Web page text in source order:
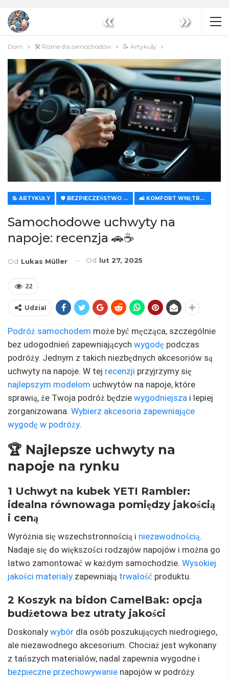
« »
Dom 🛠️ Różne dla samochodów 📝 Artykuły
📝 ARTYKUŁY 🛡️ BEZPIECZEŃSTWO I KOMFORT 🛋️ KOMFORT WNĘTRZA I KLIMATYZACJA
Samochodowe uchwyty na
napoje: recenzja 🚗☕
Od Lukas Müller Od lut 27, 2025
22
Udział
Podróż samochodem może być męcząca, szczególnie
bez udogodnień zapewniających wygodę podczas
podróży. Jednym z takich niezbędnych akcesoriów są
uchwyty na napoje. W tej recenzji przyjrzymy się
najlepszym modelom uchwytów na napoje, które
sprawią, że Twoja podróż będzie wygodniejsza i lepiej
zorganizowana. Wybierz akcesoria zapewniające
wygodę w podróży.
🏆 Najlepsze uchwyty na
napoje na rynku
1 Uchwyt na kubek YETI Rambler:
idealna równowaga pomiędzy jakością
i ceną
Wyróżnia się wszechstronnością i niezawodnością.
Nadaje się do większości rodzajów napojów i można go
łatwo zamontować w każdym samochodzie. Wysokiej
jakości materiały zapewniają trwałość produktu.
2 Koszyk na bidon CamelBak: opcja
budżetowa bez utraty jakości
Doskonały wybór dla osób poszukujących niedrogiego,
ale niezawodnego akcesorium. Chociaż jest wykonany
z tańszych materiałów, nadal zapewnia wygodne i
bezpieczne przechowywanie napojów w podróży.